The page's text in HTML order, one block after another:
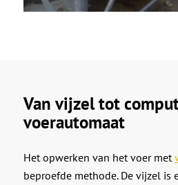
Van vijzel tot
voerautomaat
Het opwerken van het voer met
beproefde methode. De vijzel is